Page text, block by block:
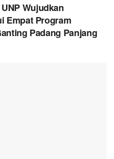
Wujudkan
Empat Program
Padang Panjang